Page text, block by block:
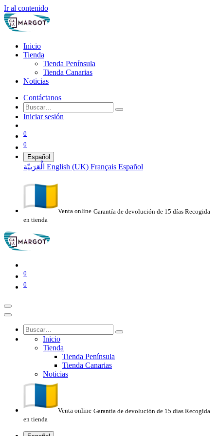
Ir al contenido
Inicio
Tienda
Tienda Península
Tienda Canarias
Noticias
Contáctanos
Iniciar sesión
0
0
Español
الْعَرَبيّة English (UK) Français Español
Venta online Garantía de devolución de 15 días Recogida
en tienda
0
0
Inicio
Tienda
Tienda Península
Tienda Canarias
Noticias
Venta online Garantía de devolución de 15 días Recogida
en tienda